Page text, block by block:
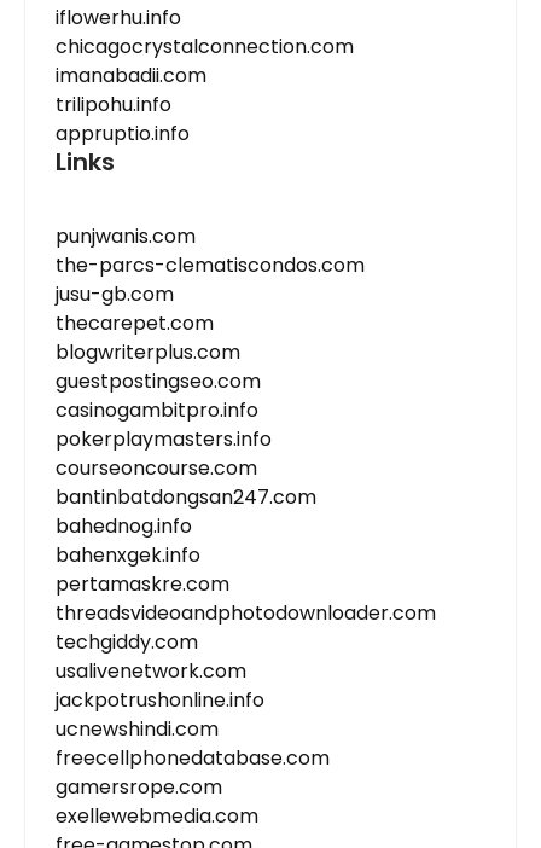
iflowerhu.info
chicagocrystalconnection.com
imanabadii.com
trilipohu.info
appruptio.info
Links
punjwanis.com
the-parcs-clematiscondos.com
jusu-gb.com
thecarepet.com
blogwriterplus.com
guestpostingseo.com
casinogambitpro.info
pokerplaymasters.info
courseoncourse.com
bantinbatdongsan247.com
bahednog.info
bahenxgek.info
pertamaskre.com
threadsvideoandphotodownloader.com
techgiddy.com
usalivenetwork.com
jackpotrushonline.info
ucnewshindi.com
freecellphonedatabase.com
gamersrope.com
exellewebmedia.com